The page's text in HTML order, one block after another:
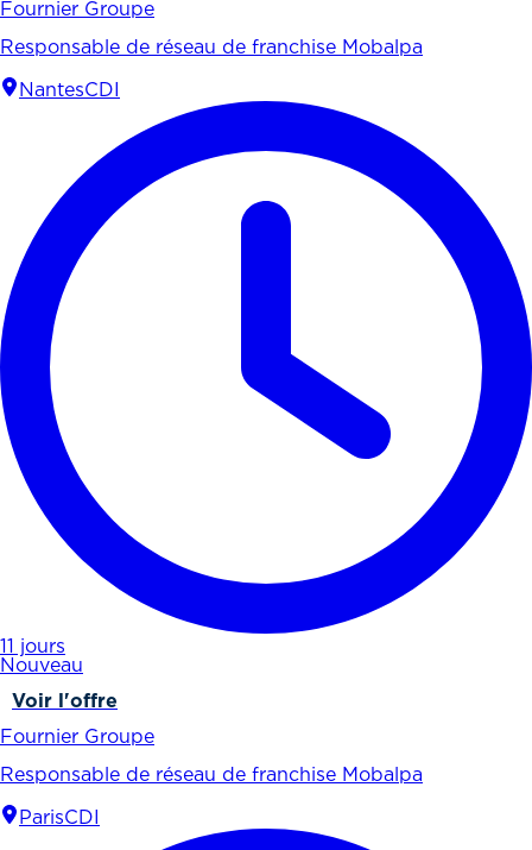
Fournier Groupe
Responsable de réseau de franchise Mobalpa
NantesCDI
11 jours
Nouveau
Voir l'offre
Fournier Groupe
Responsable de réseau de franchise Mobalpa
ParisCDI